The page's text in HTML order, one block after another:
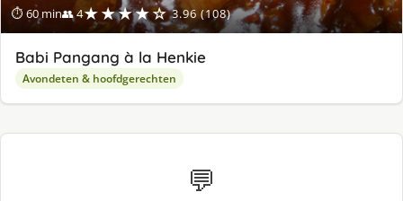
⏱ 60 min👥 4★★★★☆ 3.96 (108)
Babi Pangang à la Henkie
Avondeten & hoofdgerechten
💬